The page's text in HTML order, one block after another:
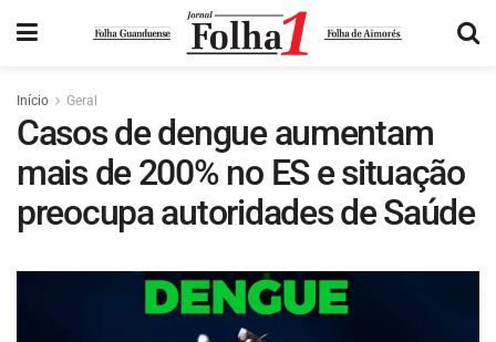
Início Geral
Casos de dengue aumentam
mais de 200% no ES e situação
preocupa autoridades de Saúde